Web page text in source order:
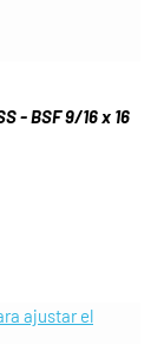
- BSF 9/16 x 16